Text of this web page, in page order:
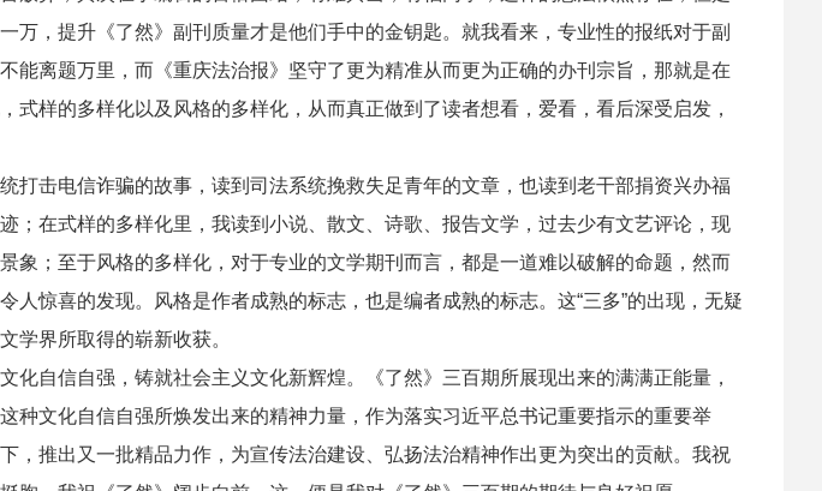
万，提升《了然》副刊质量才是他们手中的金钥匙。就我看来，专业性的报纸对于副
能离题万里，而《重庆法治报》坚守了更为精准从而更为正确的办刊宗旨，那就是在
式样的多样化以及风格的多样化，从而真正做到了读者想看，爱看，看后深受启发，
击电信诈骗的故事，读到司法系统挽救失足青年的文章，也读到老干部捐资兴办福
；在式样的多样化里，我读到小说、散文、诗歌、报告文学，过去少有文艺评论，现
象；至于风格的多样化，对于专业的文学期刊而言，都是一道难以破解的命题，然而
人惊喜的发现。风格是作者成熟的标志，也是编者成熟的标志。这“三多”的出现，无疑
学界所取得的崭新收获。
自信自强，铸就社会主义文化新辉煌。《了然》三百期所展现出来的满满正能量，
种文化自信自强所焕发出来的精神力量，作为落实习近平总书记重要指示的重要举
，推出又一批精品力作，为宣传法治建设、弘扬法治精神作出更为突出的贡献。我祝